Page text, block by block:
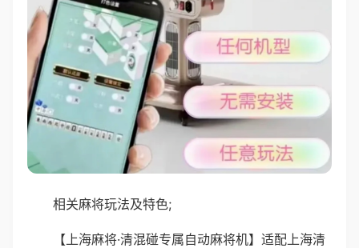
相关麻将玩法及特色;
【上海麻将·清混碰专属自动麻将机】适配上海清